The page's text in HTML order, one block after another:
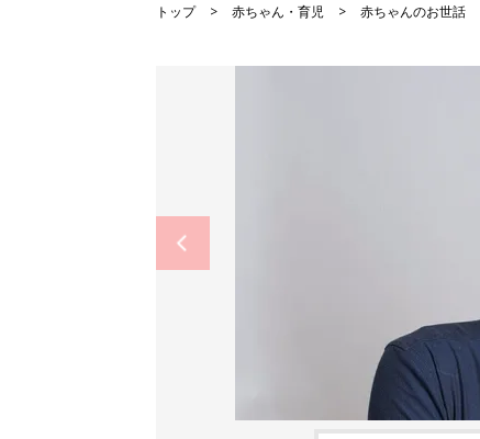
トップ 赤ちゃん・育児 赤ちゃんのお世話